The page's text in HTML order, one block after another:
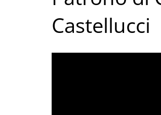
Castellucci